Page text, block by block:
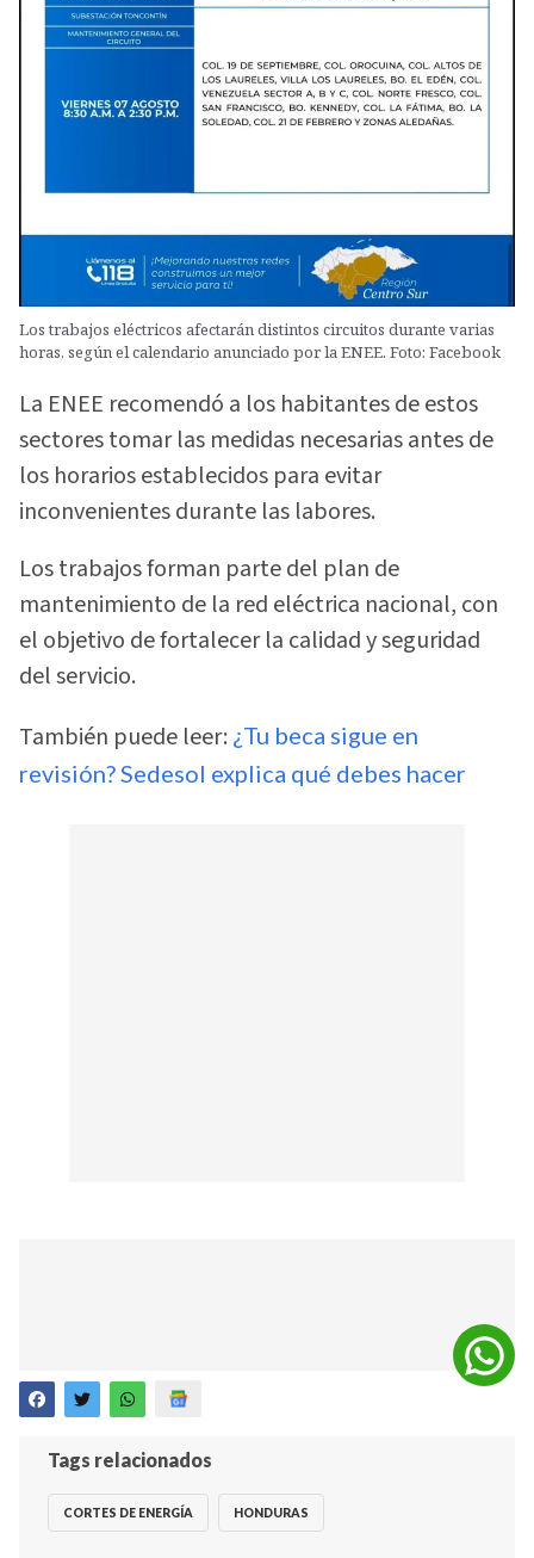
Los trabajos eléctricos afectarán distintos circuitos durante varias
horas, según el calendario anunciado por la ENEE. Foto: Facebook
La ENEE recomendó a los habitantes de estos
sectores tomar las medidas necesarias antes de
los horarios establecidos para evitar
inconvenientes durante las labores.
Los trabajos forman parte del plan de
mantenimiento de la red eléctrica nacional, con
el objetivo de fortalecer la calidad y seguridad
del servicio.
También puede leer: ¿Tu beca sigue en
revisión? Sedesol explica qué debes hacer
Tags relacionados
CORTES DE ENERGÍA HONDURAS